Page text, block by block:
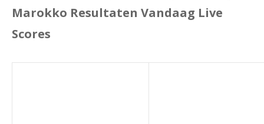
Marokko Resultaten Vandaag Live
Scores